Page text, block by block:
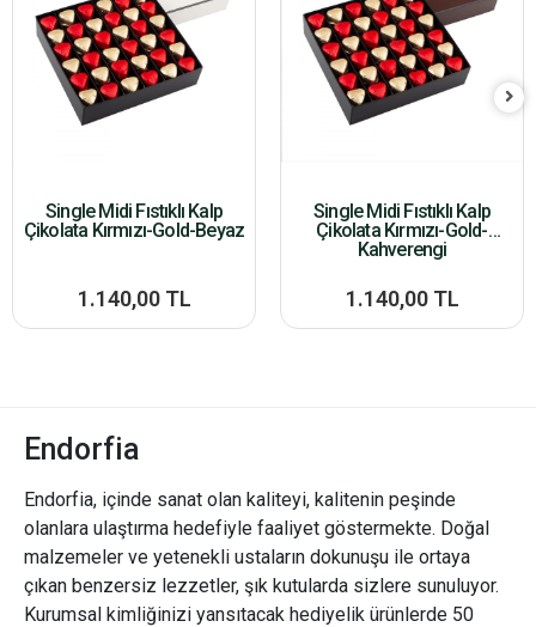
Single Midi Fıstıklı Kalp
Çikolata Kırmızı-Gold-Beyaz
1.140,00 TL
Single Midi Fıstıklı Kalp
Çikolata Kırmızı-Gold-
Kahverengi
1.140,00 TL
Endorfia
Endorfia, içinde sanat olan kaliteyi, kalitenin peşinde
olanlara ulaştırma hedefiyle faaliyet göstermekte. Doğal
malzemeler ve yetenekli ustaların dokunuşu ile ortaya
çıkan benzersiz lezzetler, şık kutularda sizlere sunuluyor.
Kurumsal kimliğinizi yansıtacak hediyelik ürünlerde 50